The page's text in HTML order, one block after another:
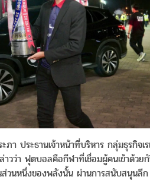
า ประธานเจ้าหน้าที่บริหาร กลุ่มธุรกิจเร
ว่า ฟุตบอลคือกีฬาที่เชื่อมผู้คนเข้าด้วย
ส่วนหนึ่งของพลังนั้น ผ่านการสนับสนุนลีก